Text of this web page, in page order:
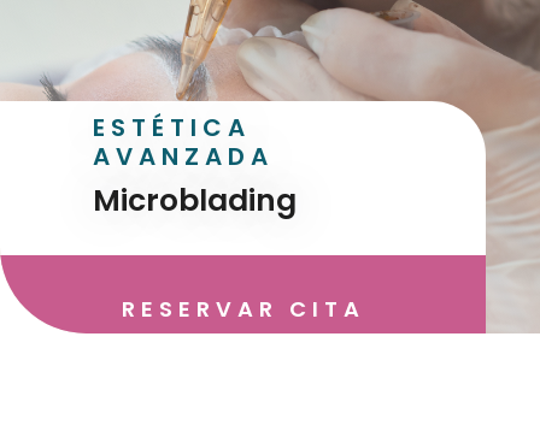
ESTÉTICA
AVANZADA
Microblading
RESERVAR CITA